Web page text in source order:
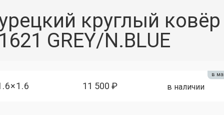
круглый ковёр
GREY/N.BLUE
11 500 ₽ в наличии
в